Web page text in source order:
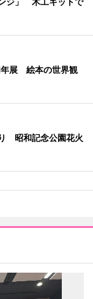
年展 絵本の世界観
昭和記念公園花火